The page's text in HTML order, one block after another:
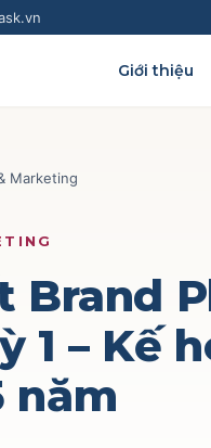
Giới thiệu
Marketing
Brand
1 – Kế
năm